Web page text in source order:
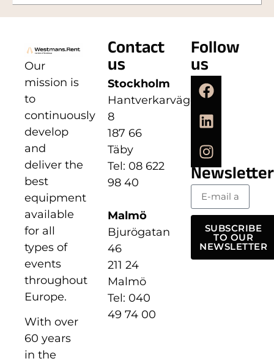
Our
mission is
to
continuously
develop
and
deliver the
best
equipment
available
for all
types of
events
throughout
Europe.
With over
60 years
in the
Contact
us
Stockholm
Hantverkarvägen
8
187 66
Täby
Tel: 08 622
98 40
Malmö
Bjurögatan
46
211 24
Malmö
Tel: 040
49 74 00
Follow
us
SUBSCRIBE
TO OUR
NEWSLETTER